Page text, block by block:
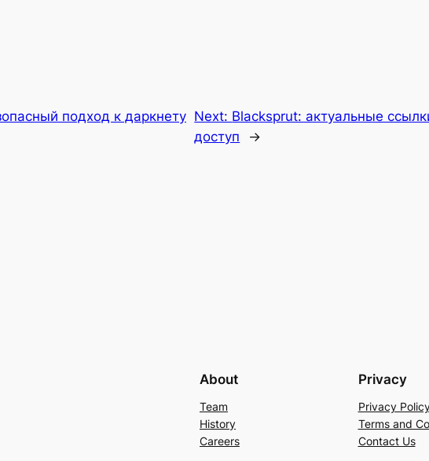
подход к даркнету Next: Blacksprut: актуальные
доступ
→
About
Team
History
Careers
Privacy
Privacy
Terms and
Contact Us